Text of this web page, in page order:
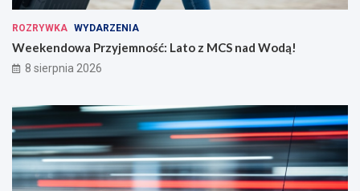
ROZRYWKA WYDARZENIA
Weekendowa Przyjemność: Lato z MCS nad Wodą!
8 sierpnia 2026